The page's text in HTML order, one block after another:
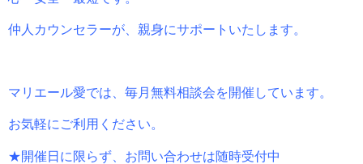
仲人カウンセラーが、親身にサポートいたします。
マリエール愛では、毎月無料相談会を開催しています。
お気軽にご利用ください。
★開催日に限らず、お問い合わせは随時受付中